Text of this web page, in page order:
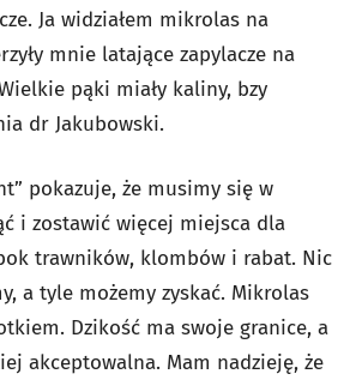
Ja widziałem mikrolas na
mnie latające zapylacze na
pąki miały kaliny, bzy
dr Jakubowski.
pokazuje, że musimy się w
i zostawić więcej miejsca dla
trawników, klombów i rabat. Nic
a tyle możemy zyskać. Mikrolas
Dzikość ma swoje granice, a
akceptowalna. Mam nadzieję, że